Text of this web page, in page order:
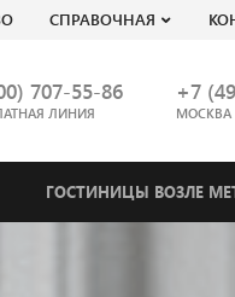
СПРАВОЧНАЯ
707-55-86
ЛИНИЯ
+7
МОСКВА
ГОСТИНИЦЫ ВОЗЛЕ